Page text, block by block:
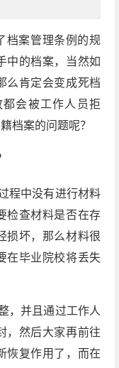
档案管理条例的规
中的档案，当然如
么肯定会变成死档
会被工作人员拒
档案的问题呢？
程中没有进行材料
检查材料是否在存
损坏，那么材料很
在毕业院校将丢失
，并且通过工作人
，然后大家再前往
恢复作用了，而在